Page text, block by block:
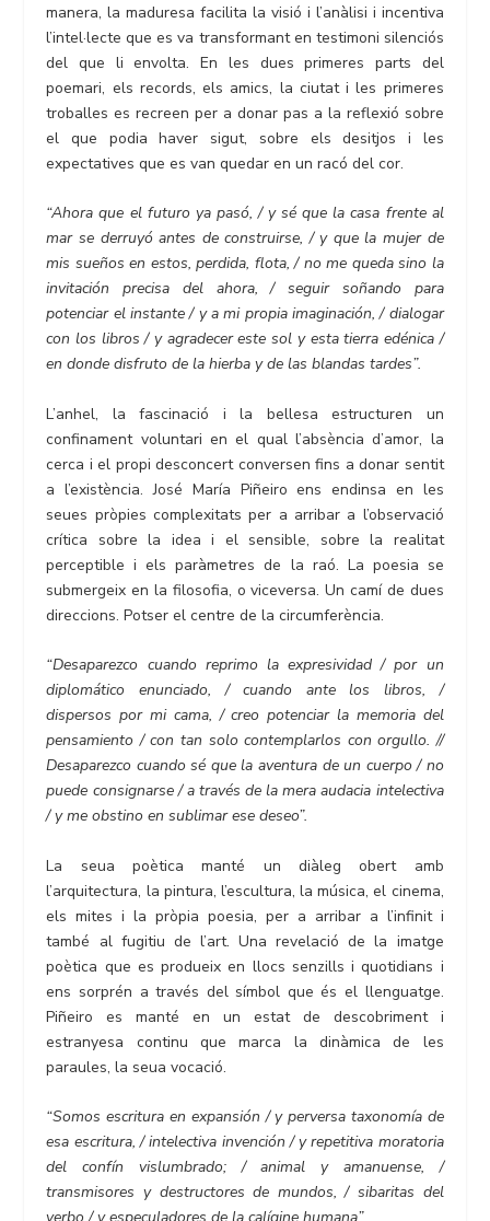
manera, la maduresa facilita la visió i l’anàlisi i incentiva
l’intel·lecte que es va transformant en testimoni silenciós
del que li envolta. En les dues primeres parts del
poemari, els records, els amics, la ciutat i les primeres
troballes es recreen per a donar pas a la reflexió sobre
el que podia haver sigut, sobre els desitjos i les
expectatives que es van quedar en un racó del cor.
“Ahora que el futuro ya pasó, / y sé que la casa frente al
mar se derruyó antes de construirse, / y que la mujer de
mis sueños en estos, perdida, flota, / no me queda sino la
invitación precisa del ahora, / seguir soñando para
potenciar el instante / y a mi propia imaginación, / dialogar
con los libros / y agradecer este sol y esta tierra edénica /
en donde disfruto de la hierba y de las blandas tardes”.
L’anhel, la fascinació i la bellesa estructuren un
confinament voluntari en el qual l’absència d’amor, la
cerca i el propi desconcert conversen fins a donar sentit
a l’existència. José María Piñeiro ens endinsa en les
seues pròpies complexitats per a arribar a l’observació
crítica sobre la idea i el sensible, sobre la realitat
perceptible i els paràmetres de la raó. La poesia se
submergeix en la filosofia, o viceversa. Un camí de dues
direccions. Potser el centre de la circumferència.
“Desaparezco cuando reprimo la expresividad / por un
diplomático enunciado, / cuando ante los libros, /
dispersos por mi cama, / creo potenciar la memoria del
pensamiento / con tan solo contemplarlos con orgullo. //
Desaparezco cuando sé que la aventura de un cuerpo / no
puede consignarse / a través de la mera audacia intelectiva
/ y me obstino en sublimar ese deseo”.
La seua poètica manté un diàleg obert amb
l’arquitectura, la pintura, l’escultura, la música, el cinema,
els mites i la pròpia poesia, per a arribar a l’infinit i
també al fugitiu de l’art. Una revelació de la imatge
poètica que es produeix en llocs senzills i quotidians i
ens sorprén a través del símbol que és el llenguatge.
Piñeiro es manté en un estat de descobriment i
estranyesa continu que marca la dinàmica de les
paraules, la seua vocació.
“Somos escritura en expansión / y perversa taxonomía de
esa escritura, / intelectiva invención / y repetitiva moratoria
del confín vislumbrado; / animal y amanuense, /
transmisores y destructores de mundos, / sibaritas del